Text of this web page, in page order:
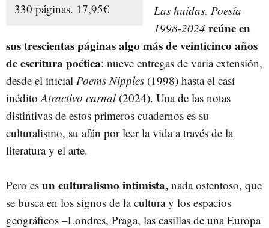
330 páginas. 17,95€
Las huidas. Poesía
1998-2024 reúne en
sus trescientas páginas algo más de veinticinco años
de escritura poética: nueve entregas de varia extensión,
desde el inicial Poems Nipples (1998) hasta el casi
inéditoAtractivo carnal(2024). Una de las notas
distintivas de estos primeros cuadernos es su
culturalismo, su afán por leer la vida a través de la
literatura y el arte.
Pero es un culturalismo intimista, nada ostentoso, que
se busca en los signos de la cultura y los espacios
geográficos –Londres, Praga, las casillas de una Europa